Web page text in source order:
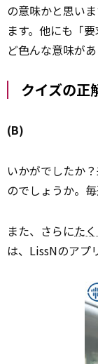
の意味かと思い
ます。他にも「
ど色んな意味があ
クイズの正
(B)
いかがでしたか
のでしょうか。
また、さらにた
は、LissNのアプ